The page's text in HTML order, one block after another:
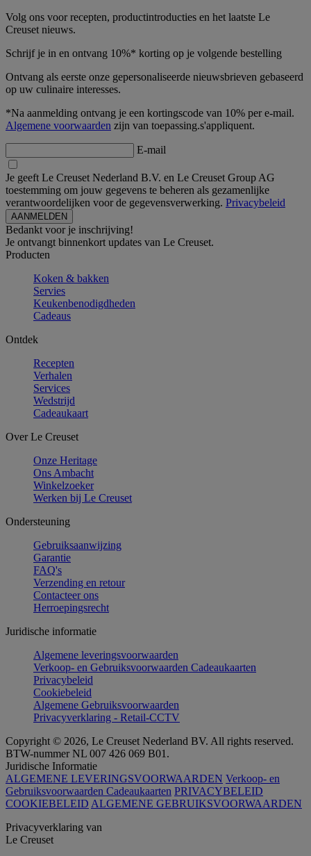
Volg ons voor recepten, productintroducties en het laatste Le
Creuset nieuws.
Schrijf je in en ontvang 10%* korting op je volgende bestelling
Ontvang als eerste onze gepersonaliseerde nieuwsbrieven gebaseerd
op uw culinaire interesses.
*Na aanmelding ontvang je een kortingscode van 10% per e-mail.
Algemene voorwaarden zijn van toepassing.s'appliquent.
E-mail
Je geeft Le Creuset Nederland B.V. en Le Creuset Group AG
toestemming om jouw gegevens te beheren als gezamenlijke
verantwoordelijken voor de gegevensverwerking. Privacybeleid
Bedankt voor je inschrijving!
Je ontvangt binnenkort updates van Le Creuset.
Producten
Koken & bakken
Servies
Keukenbenodigdheden
Cadeaus
Ontdek
Recepten
Verhalen
Services
Wedstrijd
Cadeaukaart
Over Le Creuset
Onze Heritage
Ons Ambacht
Winkelzoeker
Werken bij Le Creuset
Ondersteuning
Gebruiksaanwijzing
Garantie
FAQ's
Verzending en retour
Contacteer ons
Herroepingsrecht
Juridische informatie
Algemene leveringsvoorwaarden
Verkoop- en Gebruiksvoorwaarden Cadeaukaarten
Privacybeleid
Cookiebeleid
Algemene Gebruiksvoorwaarden
Privacyverklaring - Retail-CCTV
Copyright © 2026, Le Creuset Nederland BV. All rights reserved.
BTW-nummer NL 007 426 069 B01.
Juridische Informatie
ALGEMENE LEVERINGSVOORWAARDEN Verkoop- en
Gebruiksvoorwaarden Cadeaukaarten PRIVACYBELEID
COOKIEBELEID ALGEMENE GEBRUIKSVOORWAARDEN
Privacyverklaring van
Le Creuset